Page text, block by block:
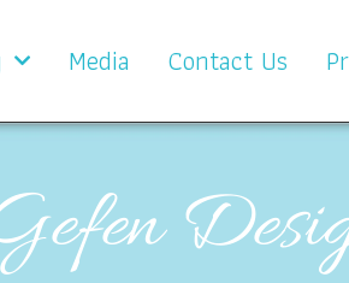
Media Contact Us